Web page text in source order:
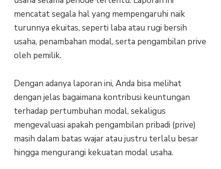
mencatat segala hal yang mempengaruhi naik
turunnya ekuitas, seperti laba atau rugi bersih
usaha, penambahan modal, serta pengambilan prive
oleh pemilik.
Dengan adanya laporan ini, Anda bisa melihat
dengan jelas bagaimana kontribusi keuntungan
terhadap pertumbuhan modal, sekaligus
mengevaluasi apakah pengambilan pribadi (prive)
masih dalam batas wajar atau justru terlalu besar
hingga mengurangi kekuatan modal usaha.